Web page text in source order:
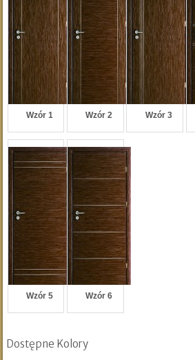
Wzór 1 Wzór 2 Wzór 3
Wzór 5 Wzór 6
Dostępne Kolory